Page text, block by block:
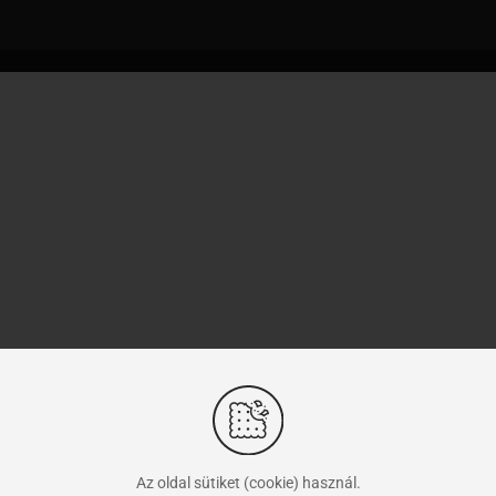
Az oldal sütiket (cookie) használ.